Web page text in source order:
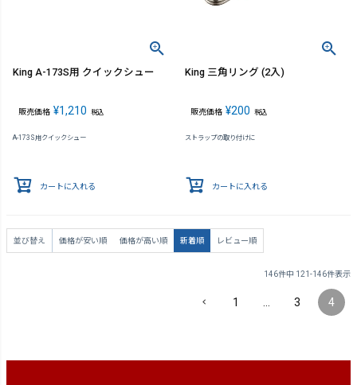
King A-173S用 クイックシュー
販売価格 ¥1,210 税込
A-173S用クイックシュー
カートに入れる
King 三角リング (2入)
販売価格 ¥200 税込
ストラップの取り付けに
カートに入れる
並び替え 価格が安い順 価格が高い順 新着順 レビュー順
146件中 121 -146件表示
1 3 4